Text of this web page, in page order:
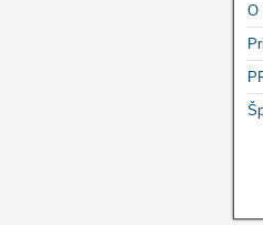
O